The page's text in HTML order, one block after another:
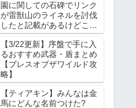
園に関しての石碑でリンク
が雷獣山のライネルを討伐
したと記載があるけどこれ
っていつの話?【ティアー
ズオブザキングダム】
【3/22更新】序盤で手に入
るおすすめ武器・盾まとめ
【ブレスオブザワイルド攻
略】
【ティアキン】みんなは金
馬にどんな名前つけた?